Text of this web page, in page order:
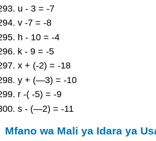
u - 3 = -7
v -7 = -8
h - 10 = -4
k - 9 = -5
x + (-2) = -18
y + (—3) = -10
r -( -5) = -9
s - (—2) = -11
Mfano wa Mali ya Idara ya